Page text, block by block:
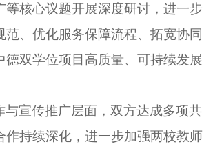
等核心议题开展深度研讨，进一步
范、优化服务保障流程、拓宽协同
德双学位项目高质量、可持续发展
与宣传推广层面，双方达成多项共
作持续深化，进一步加强两校教师